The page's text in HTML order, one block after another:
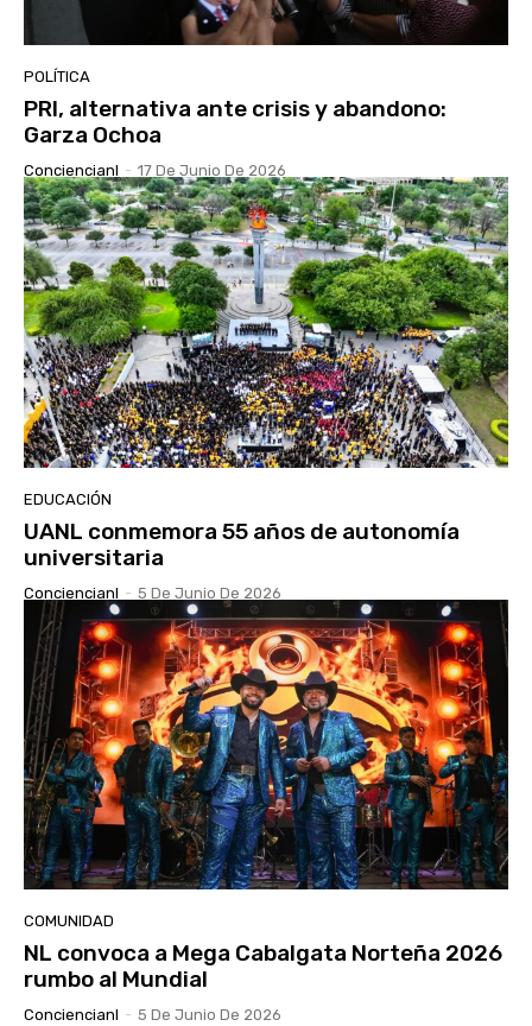
POLÍTICA
PRI, alternativa ante crisis y abandono:
Garza Ochoa
Conciencianl - 17 De Junio De 2026
EDUCACIÓN
UANL conmemora 55 años de autonomía
universitaria
Conciencianl - 5 De Junio De 2026
COMUNIDAD
NL convoca a Mega Cabalgata Norteña 2026
rumbo al Mundial
Conciencianl - 5 De Junio De 2026